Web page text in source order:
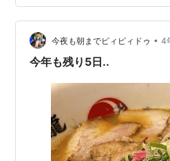
ちゃ綺麗なのです ほんでおせ
おせち一号 おせち2号 おせち3
旦じゃなくて大晦日…
今夜も朝までピィピィドゥ • 4
今年も残り5日..